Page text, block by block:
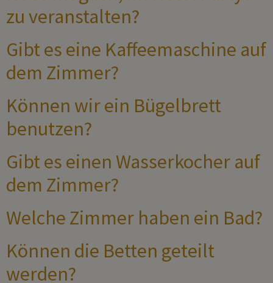
zu veranstalten?
Gibt es eine Kaffeemaschine auf
dem Zimmer?
Können wir ein Bügelbrett
benutzen?
Gibt es einen Wasserkocher auf
dem Zimmer?
Welche Zimmer haben ein Bad?
Können die Betten geteilt
werden?